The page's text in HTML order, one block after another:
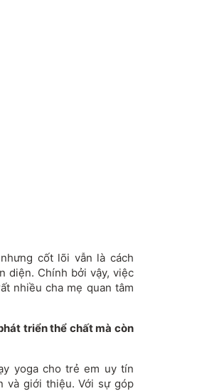
cốt lõi vẫn là cách
diện. Chính bởi vậy, việc
nhiều cha mẹ quan tâm
triển thể chất mà còn
yoga cho trẻ em uy tín
và giới thiệu. Với sự góp